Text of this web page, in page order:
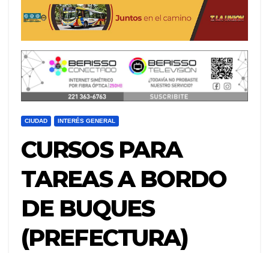
CIUDAD INTERÉS GENERAL
CURSOS PARA
TAREAS A BORDO
DE BUQUES
(PREFECTURA)